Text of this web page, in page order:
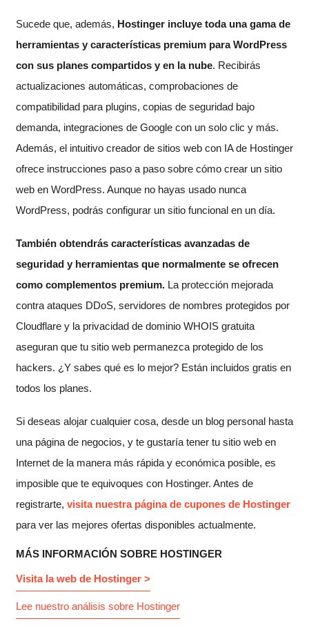
Sucede que, además, Hostinger incluye toda una gama de
herramientas y características premium para WordPress
con sus planes compartidos y en la nube. Recibirás
actualizaciones automáticas, comprobaciones de
compatibilidad para plugins, copias de seguridad bajo
demanda, integraciones de Google con un solo clic y más.
Además, el intuitivo creador de sitios web con IA de Hostinger
ofrece instrucciones paso a paso sobre cómo crear un sitio
web en WordPress. Aunque no hayas usado nunca
WordPress, podrás configurar un sitio funcional en un día.
También obtendrás características avanzadas de
seguridad y herramientas que normalmente se ofrecen
como complementos premium. La protección mejorada
contra ataques DDoS, servidores de nombres protegidos por
Cloudflare y la privacidad de dominio WHOIS gratuita
aseguran que tu sitio web permanezca protegido de los
hackers. ¿Y sabes qué es lo mejor? Están incluidos gratis en
todos los planes.
Si deseas alojar cualquier cosa, desde un blog personal hasta
una página de negocios, y te gustaría tener tu sitio web en
Internet de la manera más rápida y económica posible, es
imposible que te equivoques con Hostinger. Antes de
registrarte, visita nuestra página de cupones de Hostinger
para ver las mejores ofertas disponibles actualmente.
MÁS INFORMACIÓN SOBRE HOSTINGER
Visita la web de Hostinger >
Lee nuestro análisis sobre Hostinger